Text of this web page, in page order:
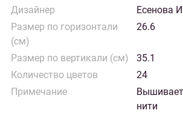
Дизайнер
Есенова
Размер по горизонтали
(см)
26.6
Размер по вертикали (см)
35.1
Количество цветов
24
Примечание
нити